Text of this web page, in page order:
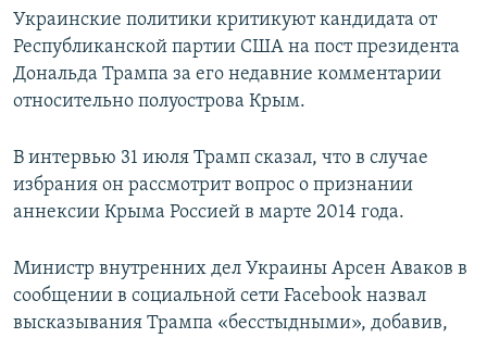
Украинские политики критикуют кандидата от
Республиканской партии США на пост президента
Дональда Трампа за его недавние комментарии
относительно полуострова Крым.
В интервью 31 июля Трамп сказал, что в случае
избрания он рассмотрит вопрос о признании
аннексии Крыма Россией в марте 2014 года.
Министр внутренних дел Украины Арсен Аваков в
сообщении в социальной сети Facebook назвал
высказывания Трампа «бесстыдными», добавив,